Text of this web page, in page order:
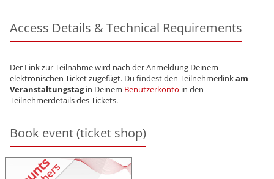
Access Details & Technical Requirements
Der Link zur Teilnahme wird nach der Anmeldung Deinem
elektronischen Ticket zugefügt. Du findest den Teilnehmerlinkam
Veranstaltungstagin Deinem Benutzerkonto in den
Teilnehmerdetails des Tickets.
Book event (ticket shop)